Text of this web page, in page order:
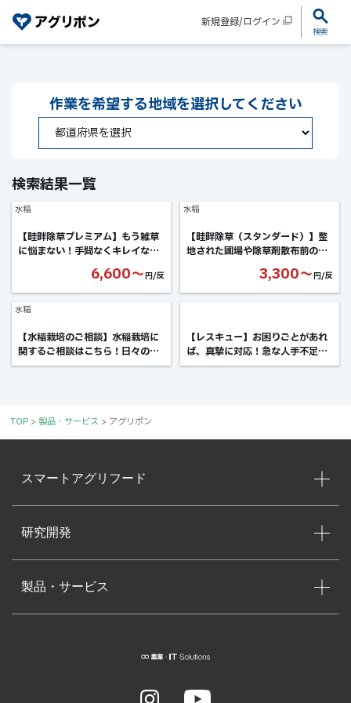
新規登録/ログイン
検索
作業を希望する地域を選択してください
検索結果一覧
水稲
【畦畔除草プレミアム】もう雑草
に悩まない！手間なくキレイな畔
6,600〜円/反
水稲
【畦畔除草（スタンダード）】整
地された圃場や除草剤散布前の簡
易除草に最適なお手軽プラン
3,300〜円/反
水稲
【水稲栽培のご相談】水稲栽培に
関するご相談はこちら！日々の管
理や作業のお悩みなど
【レスキュー】お困りごとがあれ
ば、真摯に対応！急な人手不足で
もまずはご相談ください
TOP > 製品・サービス > アグリポン
スマートアグリフード
研究開発
製品・サービス